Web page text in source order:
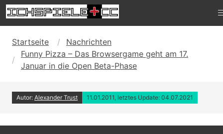
Startseite
Nachrichten
Funny Pizza – Das Browsergame geht am 17.
Januar in die Open Beta-Phase
Autor: Alexander Trust 11.01.2011, letztes Update: 04.07.2021